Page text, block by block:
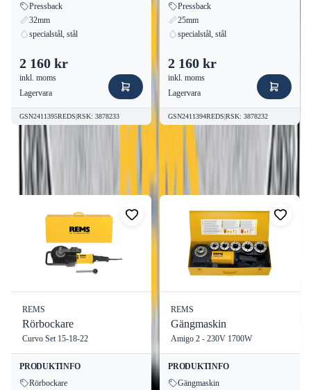
Pressback
32mm
specialstål, stål
2 160 kr
inkl. moms
Lagervara
GSN2411395REDS|RSK: 3878233
Pressback
25mm
specialstål, stål
2 160 kr
inkl. moms
Lagervara
GSN2411394REDS|RSK: 3878232
Fler produkter från REMS
Visa alla
REMS
Rörbockare
Curvo Set 15-18-22
PRODUKTINFO
Rörbockare
REMS
Gängmaskin
Amigo 2 - 230V 1700W
PRODUKTINFO
Gängmaskin